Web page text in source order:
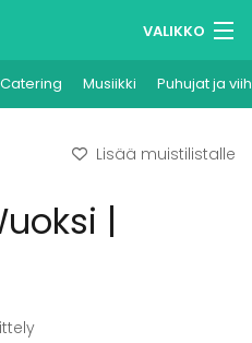
VALIKKO
Catering Musiikki Puhujat ja
Lisää muistilistalle
|